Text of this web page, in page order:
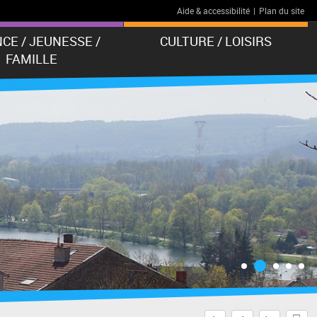
Aide & accessibilité | Plan du site
/ JEUNESSE /
FAMILLE
CULTURE / LOISIRS